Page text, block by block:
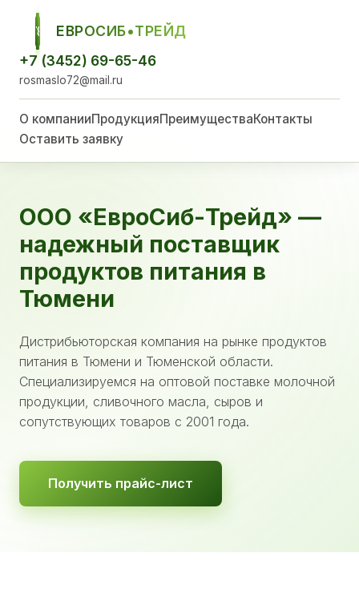
ЕСТ
ЕВРОСИБ•ТРЕЙД
+7 (3452) 69-65-46
rosmaslo72@mail.ru
О компанииПродукцияПреимуществаКонтакты
Оставить заявку
ООО «ЕвроСиб-Трейд» —
надежный поставщик
продуктов питания в
Тюмени
Дистрибьюторская компания на рынке продуктов
питания в Тюмени и Тюменской области.
Специализируемся на оптовой поставке молочной
продукции, сливочного масла, сыров и
сопутствующих товаров с 2001 года.
Получить прайс-лист